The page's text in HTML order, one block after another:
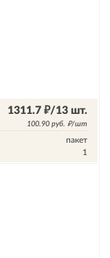
1311.7 ₽/13 шт.
100.90 руб. ₽/шт
пакет
1